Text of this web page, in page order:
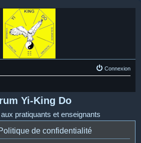
Connexion
Yi-King Do
pratiquants et enseignants
de confidentialité